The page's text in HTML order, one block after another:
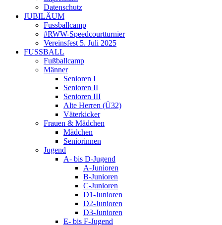
Datenschutz
JUBILÄUM
Fussballcamp
#RWW-Speedcourtturnier
Vereinsfest 5. Juli 2025
FUSSBALL
Fußballcamp
Männer
Senioren I
Senioren II
Senioren III
Alte Herren (Ü32)
Väterkicker
Frauen & Mädchen
Mädchen
Seniorinnen
Jugend
A- bis D-Jugend
A-Junioren
B-Junioren
C-Junioren
D1-Junioren
D2-Junioren
D3-Junioren
E- bis F-Jugend